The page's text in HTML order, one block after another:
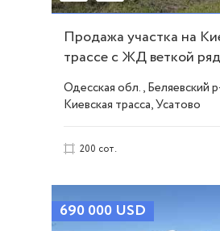
Продажа участка на
трассе с ЖД веткой
(клеверный мост) ID
Одесская обл., Беляевский
Киевская трасса, Усатово
200 сот.
690 000 USD